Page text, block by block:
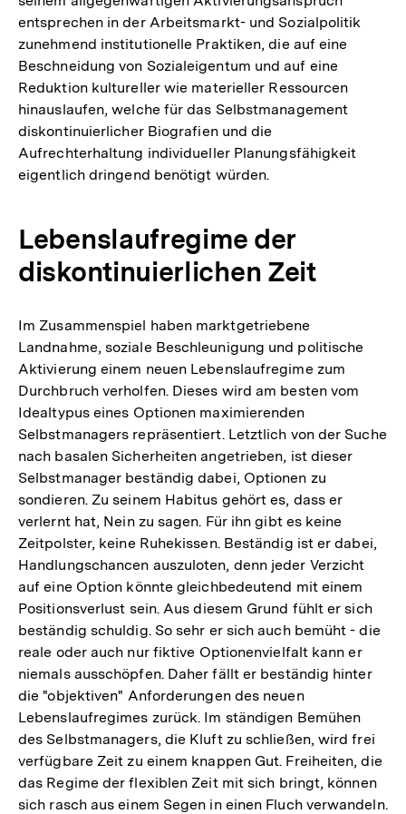
der
Fußnote
entsprechen in der Arbeitsmarkt- und Sozialpolitik
zunehmend institutionelle Praktiken, die auf eine
Beschneidung von Sozialeigentum und auf eine
Reduktion kultureller wie materieller Ressourcen
hinauslaufen, welche für das Selbstmanagement
diskontinuierlicher Biografien und die
Aufrechterhaltung individueller Planungsfähigkeit
eigentlich dringend benötigt würden.
Lebenslaufregime der
diskontinuierlichen Zeit
Im Zusammenspiel haben marktgetriebene
Landnahme, soziale Beschleunigung und politische
Aktivierung einem neuen Lebenslaufregime zum
Durchbruch verholfen. Dieses wird am besten vom
Idealtypus eines Optionen maximierenden
Selbstmanagers repräsentiert. Letztlich von der Suche
nach basalen Sicherheiten angetrieben, ist dieser
Selbstmanager beständig dabei, Optionen zu
sondieren. Zu seinem Habitus gehört es, dass er
verlernt hat, Nein zu sagen. Für ihn gibt es keine
Zeitpolster, keine Ruhekissen. Beständig ist er dabei,
Handlungschancen auszuloten, denn jeder Verzicht
auf eine Option könnte gleichbedeutend mit einem
Positionsverlust sein. Aus diesem Grund fühlt er sich
beständig schuldig. So sehr er sich auch bemüht - die
reale oder auch nur fiktive Optionenvielfalt kann er
niemals ausschöpfen. Daher fällt er beständig hinter
die "objektiven" Anforderungen des neuen
Lebenslaufregimes zurück. Im ständigen Bemühen
des Selbstmanagers, die Kluft zu schließen, wird frei
verfügbare Zeit zu einem knappen Gut. Freiheiten, die
das Regime der flexiblen Zeit mit sich bringt, können
sich rasch aus einem Segen in einen Fluch verwandeln.